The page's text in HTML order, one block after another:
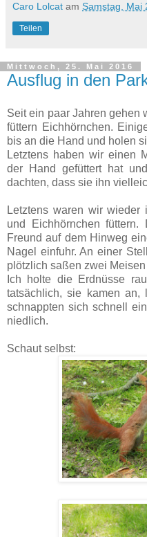
Caro Lolcat am Samstag, Mai
Teilen
Mittwoch, 25. Mai 2016
Ausflug in den
Seit ein paar Jahren gehen
füttern Eichhörnchen.
bis an die Hand und holen
Letztens haben wir einen
der Hand gefüttert hat
dachten, dass sie ihn
Letztens waren wir
und Eichhörnchen füttern.
Freund auf dem Hinweg
Nagel einfuhr. An einer
plötzlich saßen zwei
Ich holte die Erdnüsse
tatsächlich, sie kamen an,
schnappten sich schnell
niedlich.
Schaut selbst: